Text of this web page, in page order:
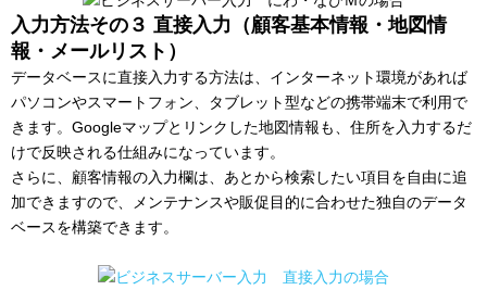
入力方法その３ 直接入力（顧客基本情報・地図情
報・メールリスト）
データベースに直接入力する方法は、インターネット環境があれば
パソコンやスマートフォン、タブレット型などの携帯端末で利用で
きます。Googleマップとリンクした地図情報も、住所を入力するだ
けで反映される仕組みになっています。
さらに、顧客情報の入力欄は、あとから検索したい項目を自由に追
加できますので、メンテナンスや販促目的に合わせた独自のデータ
ベースを構築できます。